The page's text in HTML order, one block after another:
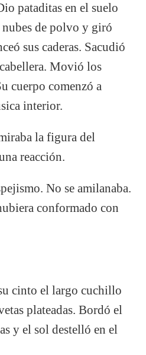
pataditas en el suelo
nubes de polvo y giró
sus caderas. Sacudió
Movió los
cuerpo comenzó a
interior.
la figura del
reacción.
No se amilanaba.
conformado con
cinto el largo cuchillo
plateadas. Bordó el
y el sol destelló en el